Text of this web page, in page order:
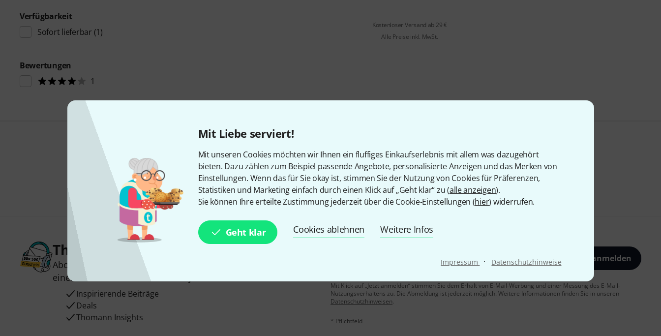
Mit Liebe serviert!
Mit unseren Cookies möchten wir Ihnen ein fluffiges Einkaufserlebnis mit allem was dazugehört
bieten. Dazu zählen zum Beispiel passende Angebote, personalisierte Anzeigen und das Merken von
Einstellungen. Wenn das für Sie okay ist, stimmen Sie der Nutzung von Cookies für Präferenzen,
Statistiken und Marketing einfach durch einen Klick auf „Geht klar“ zu (alle anzeigen).
Sie können Ihre erteilte Zustimmung jederzeit über die Cookie-Einstellungen (hier) widerrufen.
Geht klar Cookies ablehnen Weitere Infos
Impressum · Datenschutzhinweise
Verfügbarkeit
Sofort lieferbar (1)
Bewertungen
1
Kostenloser Versand ab 29 €
Alle Preise inkl. MwSt.
Teilen Hilfe & Feedback
Thomann Newsletter
Abonniere den Thomann Newsletter und gewinne mit etwas Glück
einen von
50 Gutscheinen
Inspirierende Beiträge
Deals
Thomann Insights
Jetzt anmelden
Mit Klick auf „Jetzt anmelden“ stimmen Sie dem Erhalt von E-Mail-Werbung und einer Messung des E-Mail-
Nutzungsverhaltens zu. Die Abmeldung ist jederzeit möglich. Weitere Informationen finden Sie in unseren
Datenschutzhinweisen.
* Pflichtfeld